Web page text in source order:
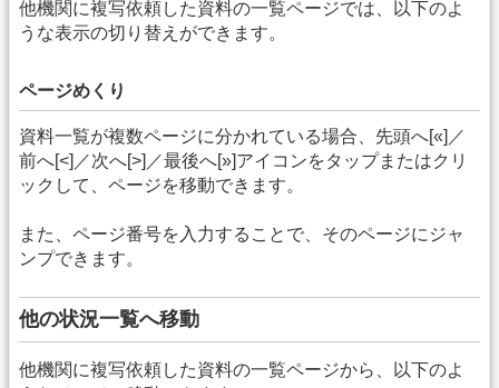
他機関に複写依頼した資料の一覧ページでは、以下のよ
うな表示の切り替えができます。
ページめくり
資料一覧が複数ページに分かれている場合、先頭へ[«]／
前へ[<]／次へ[>]／最後へ[»]アイコンをタップまたはクリ
ックして、ページを移動できます。
また、ページ番号を入力することで、そのページにジャ
ンプできます。
他の状況一覧へ移動
他機関に複写依頼した資料の一覧ページから、以下のよ